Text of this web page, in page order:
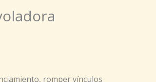
romper vínculos